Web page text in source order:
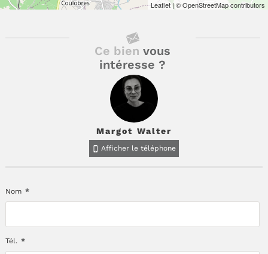
Leaflet| © OpenStreetMap contributors
Ce bienvous
intéresse ?
Margot Walter
Afficher le téléphone
Nom *
Tél. *